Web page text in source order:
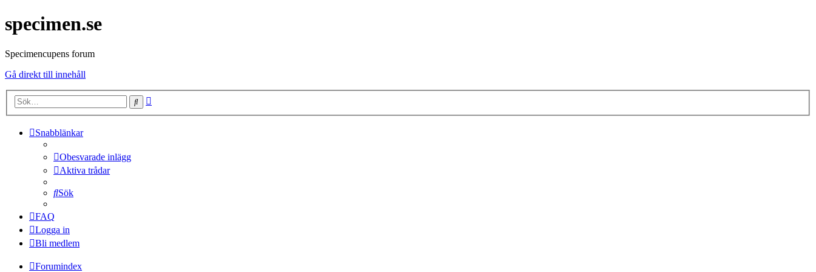
specimen.se
Specimencupens forum
Gå direkt till innehåll
Sök
Snabblänkar
Obesvarade inlägg
Aktiva trådar
Sök
FAQ
Logga in
Bli medlem
Forumindex